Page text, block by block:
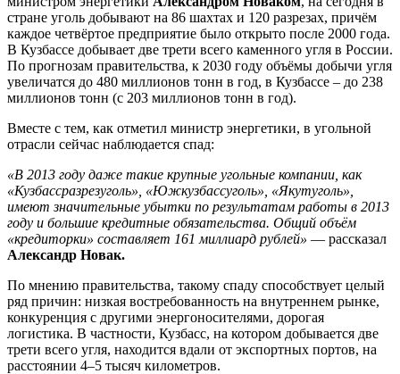
стране уголь добывают на 86 шахтах и 120 разрезах, причём
каждое четвёртое предприятие было открыто после 2000 года.
В Кузбассе добывает две трети всего каменного угля в России.
По прогнозам правительства, к 2030 году объёмы добычи угля
увеличатся до 480 миллионов тонн в год, в Кузбассе – до 238
миллионов тонн (с 203 миллионов тонн в год).
Вместе с тем, как отметил министр энергетики, в угольной
отрасли сейчас наблюдается спад:
«В 2013 году даже такие крупные угольные компании, как
«Кузбассразрезуголь», «Южкузбассуголь», «Якутуголь»,
имеют значительные убытки по результатам работы в 2013
году и большие кредитные обязательства. Общий объём
«кредиторки» составляет 161 миллиард рублей» — рассказал
Александр Новак.
По мнению правительства, такому спаду способствует целый
ряд причин: низкая востребованность на внутреннем рынке,
конкуренция с другими энергоносителями, дорогая
логистика. В частности, Кузбасс, на котором добывается две
трети всего угля, находится вдали от экспортных портов, на
расстоянии 4–5 тысяч километров.